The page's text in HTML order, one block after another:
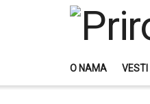
O NAMA VESTI